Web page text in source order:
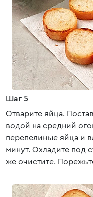
Шаг 5
Отварите яйца.
водой на средний
перепелиные яйца и
минут. Охладите под
же очистите.